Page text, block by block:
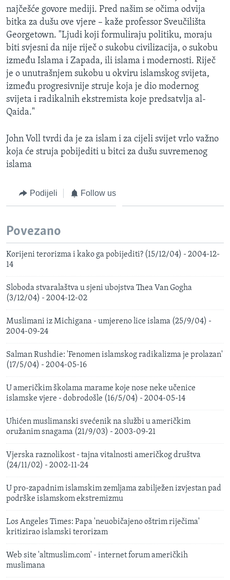
najčešće govore mediji. Pred našim se očima odvija
bitka za dušu ove vjere – kaže professor Sveučilišta
Georgetown. "Ljudi koji formuliraju politiku, moraju
biti svjesni da nije riječ o sukobu civilizacija, o sukobu
između Islama i Zapada, ili islama i modernosti. Riječ
je o unutrašnjem sukobu u okviru islamskog svijeta,
između progresivnije struje koja je dio modernog
svijeta i radikalnih ekstremista koje predsatvlja al-
Qaida."
John Voll tvrdi da je za islam i za cijeli svijet vrlo važno
koja će struja pobijediti u bitci za dušu suvremenog
islama
Podijeli Follow us
Povezano
Korijeni terorizma i kako ga pobijediti? (15/12/04) - 2004-12-
14
Sloboda stvaralaštva u sjeni ubojstva Thea Van Gogha
(3/12/04) - 2004-12-02
Muslimani iz Michigana - umjereno lice islama (25/9/04) -
2004-09-24
Salman Rushdie: 'Fenomen islamskog radikalizma je prolazan'
(17/5/04) - 2004-05-16
U američkim školama marame koje nose neke učenice
islamske vjere - dobrodošle (16/5/04) - 2004-05-14
Uhićen muslimanski svećenik na službi u američkim
oružanim snagama (21/9/03) - 2003-09-21
Vjerska raznolikost - tajna vitalnosti američkog društva
(24/11/02) - 2002-11-24
U pro-zapadnim islamskim zemljama zabilježen izvjestan pad
podrške islamskom ekstremizmu
Los Angeles Times: Papa 'neuobičajeno oštrim riječima'
kritizirao islamski terorizam
Web site 'altmuslim.com' - internet forum američkih
muslimana